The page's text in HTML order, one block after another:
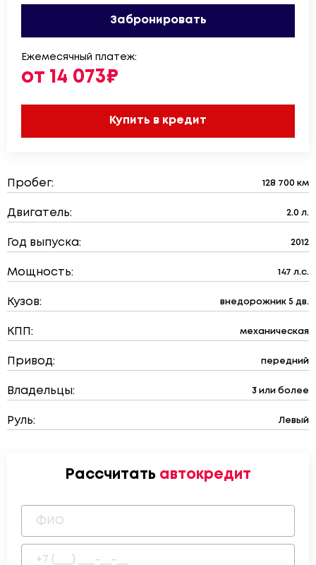
Забронировать
Ежемесячный платеж:
от 14 073₽
Купить в кредит
Пробег: 128 700 км
Двигатель: 2.0 л.
Год выпуска: 2012
Мощность: 147 л.с.
Кузов: внедорожник 5 дв.
КПП: механическая
Привод: передний
Владельцы: 3 или более
Руль: Левый
Рассчитать автокредит